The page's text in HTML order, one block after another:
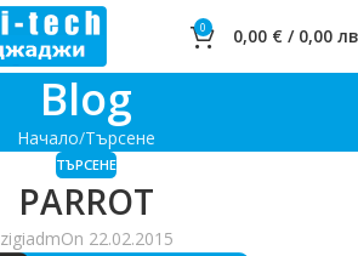
0 0,00 € / 0,00
Blog
Начало Търсене
ТЪРСЕНЕ
PARROT
zigiadmOn 22.02.2015